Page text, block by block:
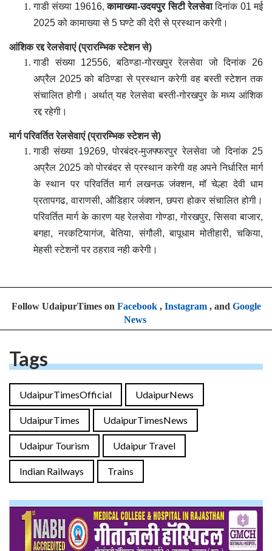
गाडी संख्या 19616,कामाख्या-उदयपुर सिटी रेलसेवादिनांक 01 मई
2025 को कामाख्या से 5 घण्टे की देरी से प्रस्थान करेगी।
आंशिक रद्द रेलसेवाएं (प्रारम्भिक स्टेशन से)
गाडी संख्या 12556, बठिण्डा-गोरखपुर रेलसेवा जो दिनांक 26
अप्रैल 2025 को बठिण्डा से प्रस्थान करेगी वह बस्ती स्टेशन तक
संचालित होगी। अर्थात् यह रेलसेवा बस्ती-गोरखपुर के मध्य आंशिक
रद्द रहेगी।
मार्ग परिवर्तित रेलसेवाएं (प्रारम्भिक स्टेशन से)
गाडी संख्या 19269, पोरबंदर-मुजफ्फरपुर रेलसेवा जो दिनांक 25
अप्रैल 2025 को पोरबंदर से प्रस्थान करेगी वह अपने निर्धारित मार्ग
के स्थान पर परिवर्तित मार्ग लखनऊ जंक्शन, मॉ चेल्हा देवी धाम
प्रतापगढ, वाराणसी, औडिहार जंक्शन, छपरा होकर संचालित होगी।
परिवर्तित मार्ग के कारण यह रेलसेवा गोण्डा, गोरखपुर, सिसवा बाजार,
बगहा, नरकटियागंज, बेतिया, संगौली, बापूधाम मोतीहारी, चकिया,
मेहसी स्टेशनों पर ठहराव नही करेगी।
Follow UdaipurTimes on Facebook, Instagram, and Google
News
Tags
UdaipurTimesOfficial UdaipurNews
UdaipurTimes UdaipurTimesNews
Udaipur Tourism Udaipur Travel
Indian Railways Trains